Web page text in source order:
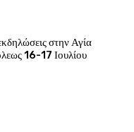
στην Αγία
16-17 Ιουλίου